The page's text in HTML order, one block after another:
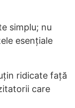
simplu; nu
esențiale
ridicate față
care